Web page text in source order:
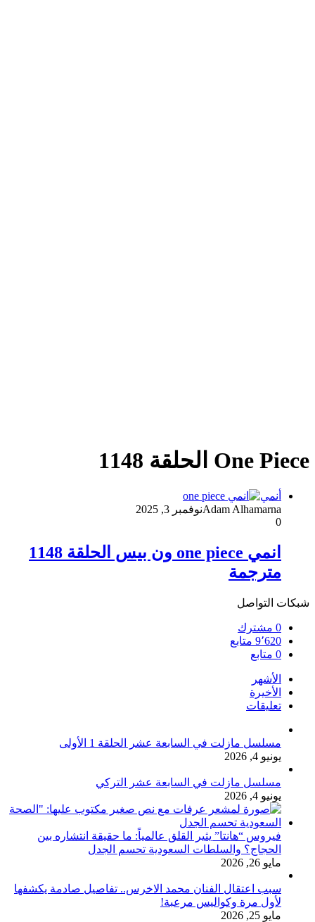
One Piece الحلقة 1148
أنمي
Adam Alhamarnaنوفمبر 3, 2025
0
انمي one piece ون بيس الحلقة 1148
مترجمة
شبكات التواصل
0 مشترك
9٬620 متابع
0 متابع
الأشهر
الأخيرة
تعليقات
مسلسل مازلت في السابعة عشر الحلقة 1 الأولى
يونيو 4, 2026
مسلسل مازلت في السابعة عشر التركي
يونيو 4, 2026
فيروس “هانتا” يثير القلق عالمياً: ما حقيقة انتشاره بين
الحجاج؟ والسلطات السعودية تحسم الجدل
مايو 26, 2026
سبب اعتقال الفنان محمد الاخرس.. تفاصيل صادمة يكشفها
لأول مرة وكواليس مرعبة!
مايو 25, 2026